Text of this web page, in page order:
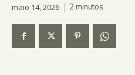
maio 14, 2026 2minutos